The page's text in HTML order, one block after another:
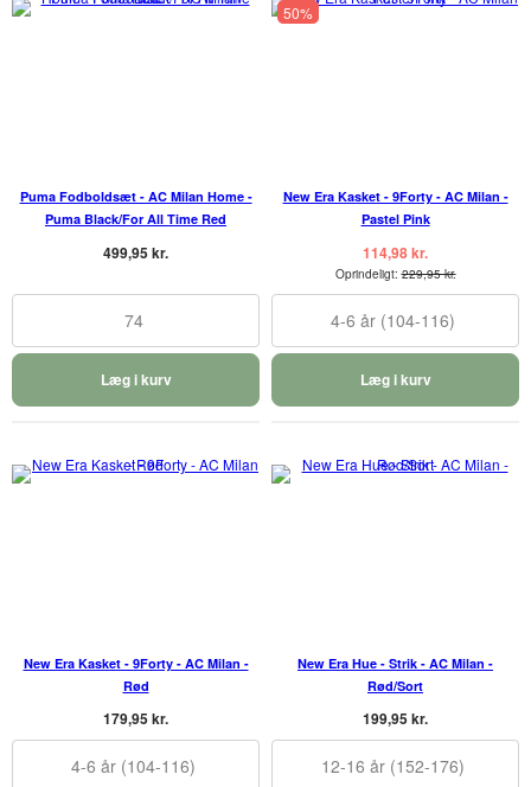
Puma Fodboldsæt - AC Milan Home -
Puma Black/For All Time Red
499,95 kr.
74
Læg i kurv
50%
New Era Kasket - 9Forty - AC Milan -
Pastel Pink
114,98 kr.
Oprindeligt:229,95 kr.
4-6 år (104-116)
Læg i kurv
New Era Kasket - 9Forty - AC Milan -
Rød
179,95 kr.
4-6 år (104-116)
New Era Hue - Strik - AC Milan -
Rød/Sort
199,95 kr.
12-16 år (152-176)